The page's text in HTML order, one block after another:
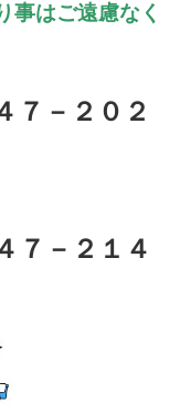
事はご遠慮なく
－２０２
７－２１４